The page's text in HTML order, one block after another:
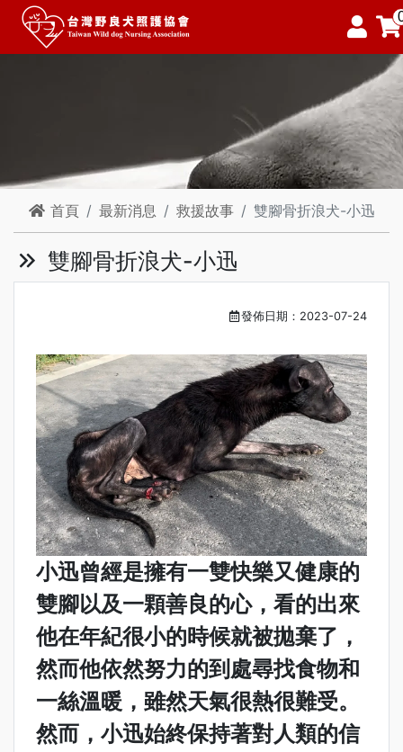
首頁 最新消息 救援故事 雙腳骨折浪犬-小迅
雙腳骨折浪犬-小迅
發佈日期：2023-07-24
小迅曾經是擁有一雙快樂又健康的
雙腳以及一顆善良的心，看的出來
他在年紀很小的時候就被拋棄了，
然而他依然努力的到處尋找食物和
一絲溫暖，雖然天氣很熱很難受。
然而，小迅始終保持著對人類的信